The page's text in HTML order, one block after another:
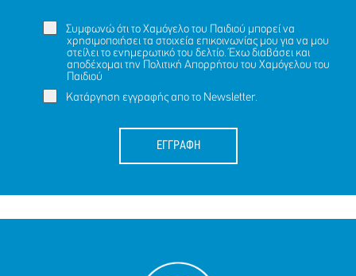
Συμφωνώ ότι το Χαμόγελο του Παιδιού μπορεί να
χρησιμοποιήσει τα στοιχεία επικοινωνίας μου για να μου
στείλει το ενημερωτικό του δελτίο. Έχω διαβάσει και
αποδέχομαι την Πολιτική Απορρήτου του Χαμόγελου του
Παιδιού
Κατάργηση εγγραφής απο το Newsletter.
ΕΓΓΡΑΦΗ